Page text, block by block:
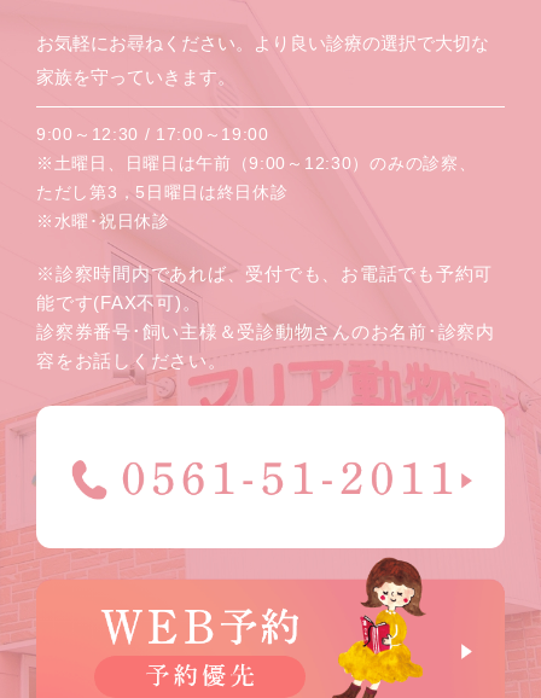
お気軽にお尋ねください。より良い診療の選択で大切な
家族を守っていきます。
9:00～12:30 / 17:00～19:00
※土曜日、日曜日は午前（9:00～12:30）のみの診察、
ただし第3，5日曜日は終日休診
※水曜･祝日休診
※診察時間内であれば、受付でも、お電話でも予約可
能です(FAX不可)。
診察券番号･飼い主様＆受診動物さんのお名前･診察内
容をお話しください。